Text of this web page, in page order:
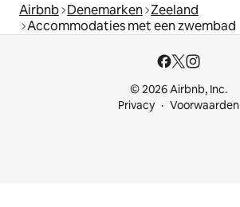
Airbnb Denemarken Zeeland
Accommodaties met een zwembad
© 2026 Airbnb, Inc.
Privacy
Voorwaarden